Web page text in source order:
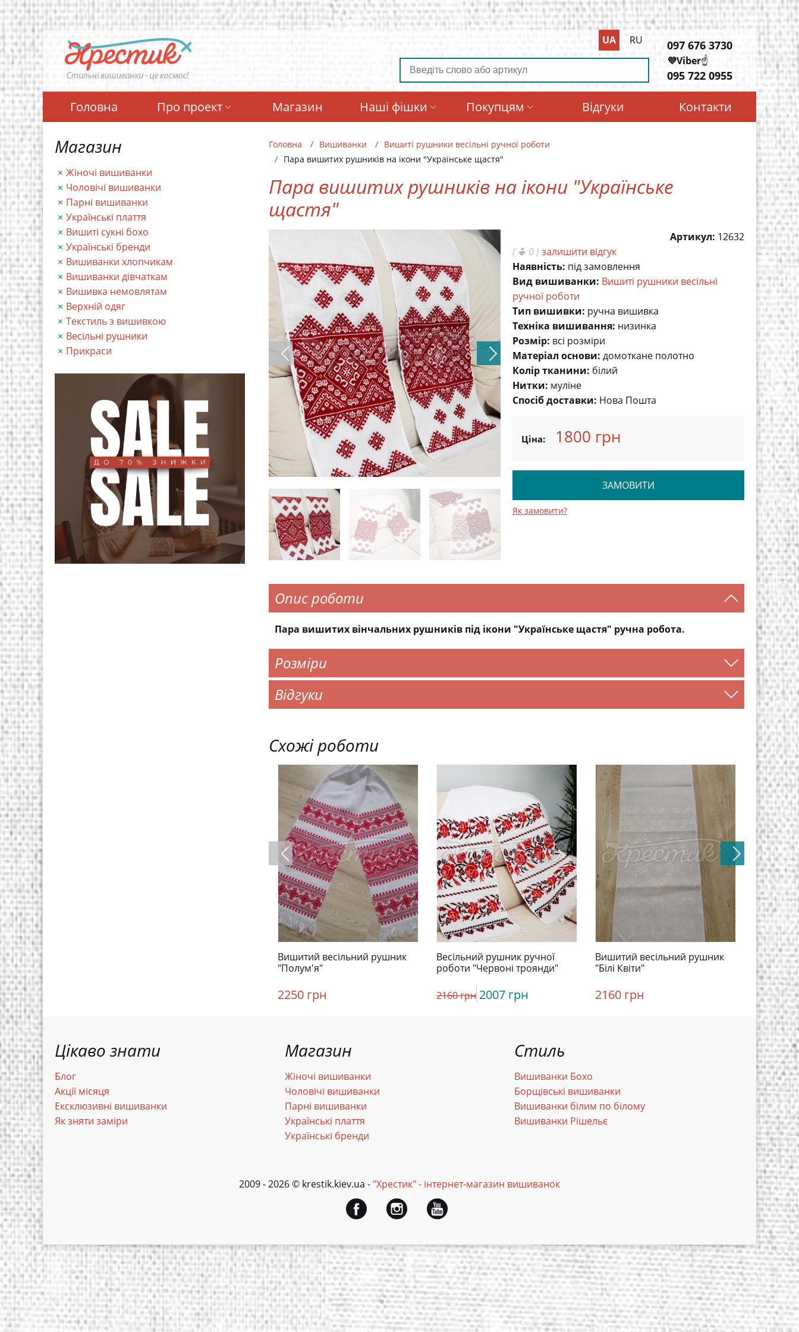
Перейти
до
основного
вмісту
UA RU 097 676 3730
💜Viber☝️
095 722 0955
Головна Про проект Магазин Наші фішки Покупцям Відгуки Контакти
Магазин
Жіночі вишиванки
Чоловічі вишиванки
Парні вишиванки
Українські плаття
Вишиті сукні бохо
Українські бренди
Вишиванки хлопчикам
Вишиванки дівчаткам
Вишивка немовлятам
Верхній одяг
Текстиль з вишивкою
Весільні рушники
Прикраси
Головна Вишиванки
Вишиті рушники весільні ручної роботи
Пара вишитих рушників на ікони "Українське щастя"
Пара вишитих рушників на ікони "Українське
щастя"
Артикул: 12632
(
0 ) залишити відгук
Наявність: під замовлення
Вид вишиванки: Вишиті рушники весільні
ручної роботи
Тип вишивки: ручна вишивка
Техніка вишивання: низинка
Розмір: всі розміри
Матеріал основи: домоткане полотно
Колір тканини: білий
Нитки: муліне
Спосіб доставки: Нова Пошта
Ціна: 1800 грн
ЗАМОВИТИ
Як замовити?
Опис роботи
Пара вишитих вінчальних рушників під ікони "Українське щастя" ручна робота.
Розміри
Відгуки
Схожі роботи
Вишитий весільний рушник
"Полум'я"
2250 грн
Весільний рушник ручної
роботи "Червоні троянди"
2160 грн 2007 грн
Вишитий весільний рушник
"Білі Квіти"
2160 грн 1755
Цікаво знати
Блог
Акції місяця
Ексклюзивні вишиванки
Як зняти заміри
Магазин
Жіночі вишиванки
Чоловічі вишиванки
Парні вишиванки
Українські плаття
Українські бренди
Стиль
Вишиванки Бохо
Борщівські вишиванки
Вишиванки білим по білому
Вишиванки Рішельє
2009 - 2026 © krestik.kiev.ua - "Хрестик" - інтернет-магазин вишиванок